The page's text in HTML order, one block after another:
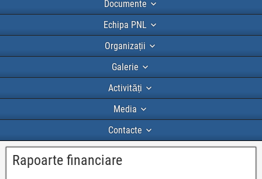
Documente
Echipa PNL
Organizații
Galerie
Activități
Media
Contacte
Rapoarte financiare